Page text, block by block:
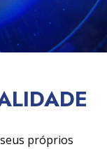
próprios